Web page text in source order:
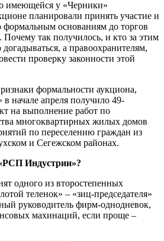
имеющейся у «Черники»
планировали принять участие и
основаниям до торгов
так получилось, и кто за этим
а правоохранителям,
проверку законности этой
формальности аукциона,
апреля получило 49-
на выполнение работ по
многоквартирных жилых домов
по переселению граждан из
и Сегежском районах.
Индустрии»?
одного из второстепенных
теленок» – «зиц-председателя»
руководитель фирм-однодневок,
махинаций, если проще –